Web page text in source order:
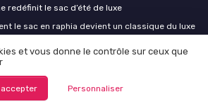
redéfinit le sac d’été de luxe
le sac en raphia devient un classique du luxe
: comment choisir le denim de luxe qui
que le malus change concrètement dans votre
et vous donne le contrôle sur ceux que
accepter Personnaliser